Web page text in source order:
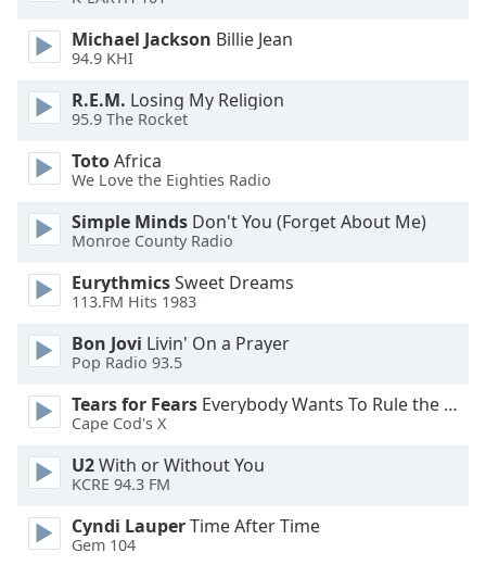
dialog
Escape
window.
Background
Color
Opacity
Michael Jackson Billie Jean
94.9 KHI
R.E.M. Losing My Religion
95.9 The Rocket
TotoAfrica
We Love the Eighties Radio
Simple Minds Don't You (Forget About Me)
Monroe County Radio
EurythmicsSweet Dreams
113.FM Hits 1983
Bon Jovi Livin' On a Prayer
Pop Radio 93.5
Tears for Fears Everybody Wants To Rule the World
Cape Cod's X
U2With or Without You
KCRE 94.3 FM
Cyndi LauperTime After Time
Gem 104